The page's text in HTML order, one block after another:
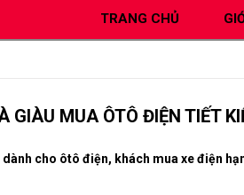
TRANG CHỦ
GIÀU MUA ÔTÔ ĐIỆN TIẾT
cho ôtô điện, khách mua xe điện